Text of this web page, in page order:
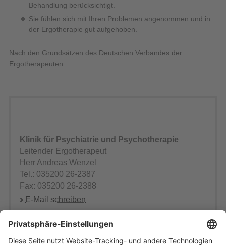
Behandlung berücksichtigt.
Sie fühlen sich mit Ihren Problemen angenommen und in
der Ergotherapie gut aufgehoben.
Nach den Grundsätzen des Deutschen Verbandes der
Ergotherapeuten.
Klinik für Psychiatrie und Psychotherapie
Leitender Ergotherapeut
Herr Andreas Wenzel
Tel.: 035200 26-2387
Fax: 035200 26-2388
E-Mail schreiben
Klinik für Kinder- und Jugendpsychiatrie
Leitende Ergotherapeutin